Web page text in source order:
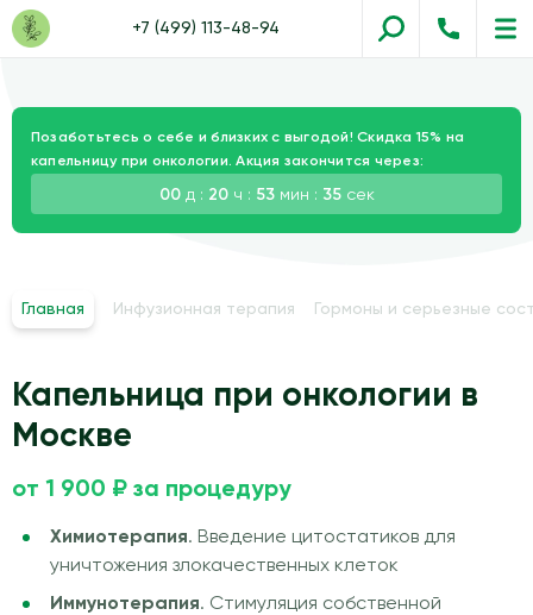
+7 (499) 113-48-94
Позаботьтесь о себе и близких с выгодой! Скидка 15% на
капельницу при онкологии. Акция закончится через:
00д : 20ч : 53мин : 34 сек
Главная Инфузионная терапия Гормоны и серьезные
Капельница при онкологии в
Москве
от 1 900 ₽ за процедуру
Химиотерапия. Введение цитостатиков для
уничтожения злокачественных клеток
Иммунотерапия. Стимуляция собственной